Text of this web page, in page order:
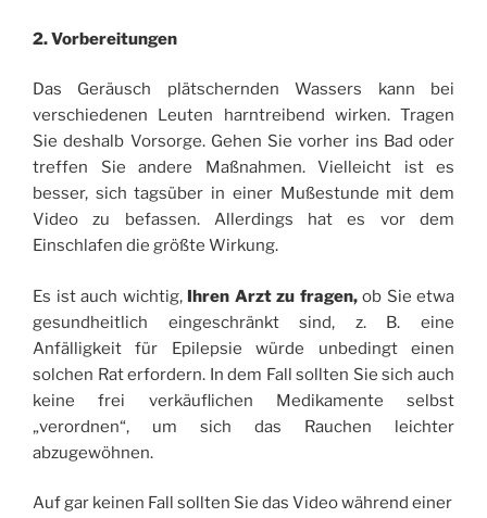
2. Vorbereitungen
Das Geräusch plätschernden Wassers kann bei
verschiedenen Leuten harntreibend wirken. Tragen
Sie deshalb Vorsorge. Gehen Sie vorher ins Bad oder
treffen Sie andere Maßnahmen. Vielleicht ist es
besser, sich tagsüber in einer Mußestunde mit dem
Video zu befassen. Allerdings hat es vor dem
Einschlafen die größte Wirkung.
Es ist auch wichtig, Ihren Arzt zu fragen,ob Sie etwa
gesundheitlich eingeschränkt sind, z. B. eine
Anfälligkeit für Epilepsie würde unbedingt einen
solchen Rat erfordern. In dem Fall sollten Sie sich auch
keine frei verkäuflichen Medikamente selbst
„verordnen“, um sich das Rauchen leichter
abzugewöhnen.
Auf gar keinen Fall sollten Sie das Video während einer